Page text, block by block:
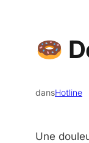
dansHotline
Une